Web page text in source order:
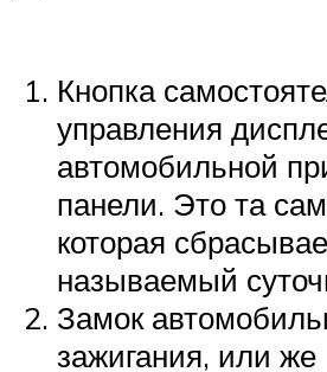
Кнопка
управления
автомобильной
панели. Это та
которая
называемый
Замок
зажигания, или же